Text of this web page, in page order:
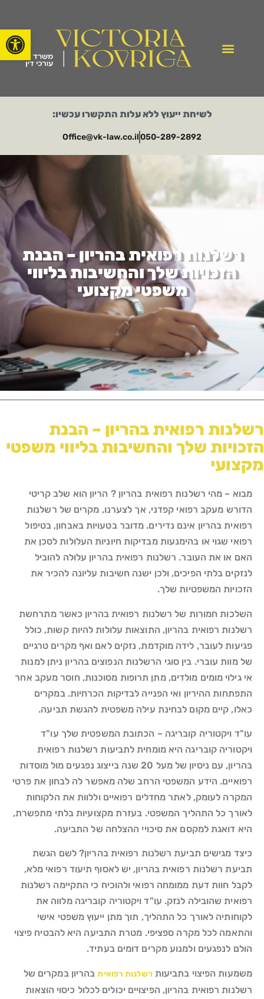
פתח
לשיחת ייעוץ ללא עלות התקשרו עכשיו:
050-289-2892​
Office@vk-law.co.il​
רשלנות רפואית בהריון – הבנת
הזכויות שלך והחשיבות בליווי
משפטי מקצועי
רשלנות רפואית בהריון – הבנת
הזכויות שלך והחשיבות בליווי משפטי
מקצועי
מבוא – מהי רשלנות רפואית בהריון ? הריון הוא שלב קריטי
הדורש מעקב רפואי קפדני, אך לצערנו, מקרים של רשלנות
רפואית בהריון אינם נדירים. מדובר בטעויות באבחון, בטיפול
רפואי שגוי או בהימנעות מבדיקות חיוניות העלולות לסכן את
האם או את העובר. רשלנות רפואית בהריון עלולה להוביל
לנזקים בלתי הפיכים, ולכן ישנה חשיבות עליונה להכיר את
הזכויות המשפטיות שלך.
השלכות חמורות של רשלנות רפואית בהריון כאשר מתרחשת
רשלנות רפואית בהריון, התוצאות עלולות להיות קשות, כולל
פגיעות לעובר, לידה מוקדמת, נזקים לאם ואף מקרים טרגיים
של מוות עוברי. בין סוגי הרשלנות הנפוצים בהריון ניתן למנות
אי גילוי מומים מולדים, מתן תרופות מסוכנות, חוסר מעקב אחר
התפתחות ההיריון ואי הפנייה לבדיקות הכרחיות. במקרים
כאלו, קיים מקום לבחינת עילה משפטית להגשת תביעה.
עו"ד ויקטוריה קובריגה – הכתובת המשפטית שלך עו"ד
ויקטוריה קובריגה היא מומחית לתביעות רשלנות רפואית
בהריון, עם ניסיון של מעל 20 שנה בייצוג נפגעים מול מוסדות
רפואיים. הידע המשפטי הרחב שלה מאפשר לה לבחון את פרטי
המקרה לעומק, לאתר מחדלים רפואיים וללוות את הלקוחות
לאורך כל התהליך המשפטי. בעזרת מקצועיות בלתי מתפשרת,
היא דואגת למקסם את סיכויי ההצלחה של התביעה.
כיצד מגישים תביעת רשלנות רפואית בהריון? לשם הגשת
תביעת רשלנות רפואית בהריון, יש לאסוף תיעוד רפואי מלא,
לקבל חוות דעת ממומחה רפואי ולהוכיח כי התקיימה רשלנות
רפואית שהובילה לנזק. עו"ד ויקטוריה קובריגה מלווה את
לקוחותיה לאורך כל התהליך, תוך מתן ייעוץ משפטי אישי
והתאמה לכל מקרה ספציפי. מטרת התביעה היא להבטיח פיצוי
הולם לנפגעים ולמנוע מקרים דומים בעתיד.
משמעות הפיצוי בתביעות רשלנות רפואיתבהריון במקרים של
רשלנות רפואית בהריון, הפיצויים יכולים לכלול כיסוי הוצאות